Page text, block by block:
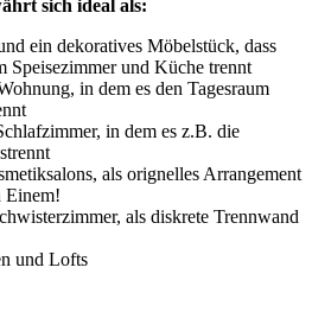
sich ideal als:
ein dekoratives Möbelstück, dass
Speisezimmer und Küche trennt
in dem es den Tagesraum
in dem es z.B. die
als orignelles Arrangement
Einem!
als diskrete Trennwand
und Lofts